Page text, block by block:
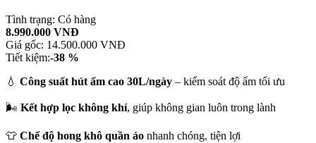
Tình trạng: Có hàng
8.990.000 VNĐ
Giá gốc: 14.500.000 VNĐ
Tiết kiệm:-38 %
💧 Công suất hút ẩm cao 30L/ngày – kiểm soát độ ẩm tối ưu
🌬️ Kết hợp lọc không khí, giúp không gian luôn trong lành
👕 Chế độ hong khô quần áo nhanh chóng, tiện lợi